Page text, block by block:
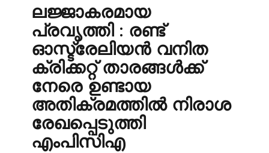
ലജ്ജാകരമായ
പ്രവൃത്തി : രണ്ട്
ഓസ്ട്രേലിയൻ വനിത
ക്രിക്കറ്റ് താരങ്ങൾക്ക്
നേരെ ഉണ്ടായ
അതിക്രമത്തിൽ നിരാശ
രേഖപ്പെടുത്തി
എംപിസിഎ